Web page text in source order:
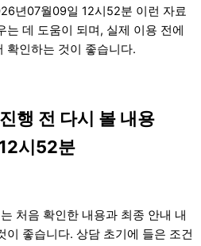
년07월09일 12시52분 이런 자료
는 데 도움이 되며, 실제 이용 전에
확인하는 것이 좋습니다.
행 전 다시 볼 내용
시52분
처음 확인한 내용과 최종 안내 내
이 좋습니다. 상담 초기에 들은 조건